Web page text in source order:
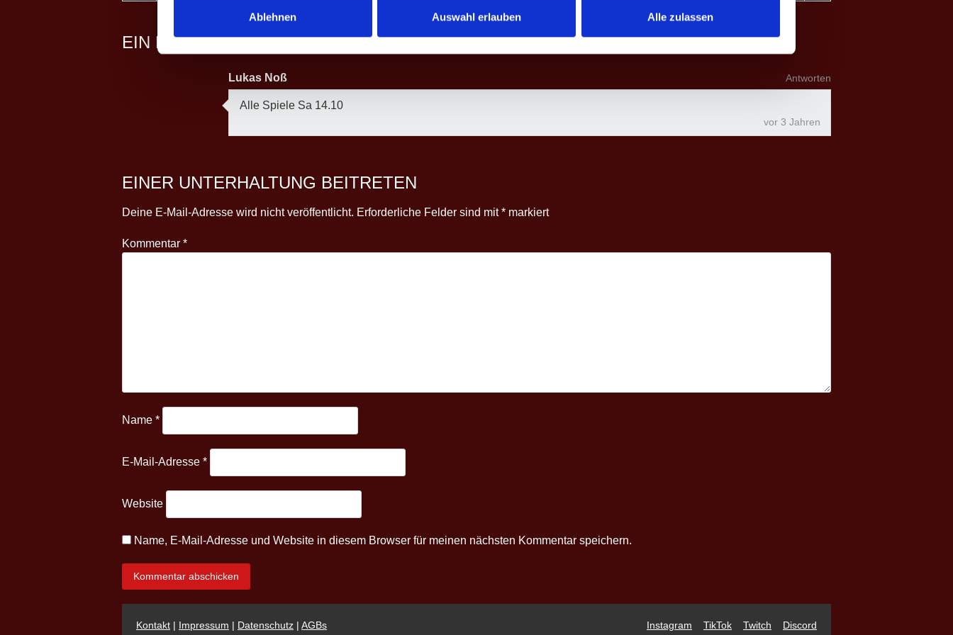
Ablehnen Auswahl erlauben Alle zulassen
EIN KOMMENTAR
Lukas Noß
vor 3 Jahren
Alle Spiele Sa 14.10
Antworten
EINER UNTERHALTUNG BEITRETEN
Deine E-Mail-Adresse wird nicht veröffentlicht. Erforderliche Felder sind mit* markiert
Kommentar *
Name *
E-Mail-Adresse *
Website
Name, E-Mail-Adresse und Website in diesem Browser für meinen nächsten Kommentar speichern.
Kontakt | Impressum | Datenschutz | AGBs Instagram TikTok Twitch Discord